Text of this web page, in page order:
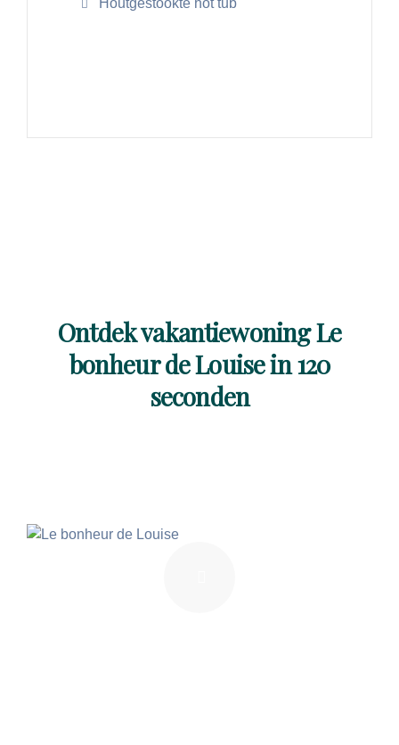
Houtgestookte hot tub
Ontdek vakantiewoning Le
bonheur de Louise in 120
seconden